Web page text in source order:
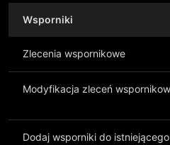
Wsporniki
Zlecenia wspornikowe
Modyfikacja zleceń
Dodaj wsporniki do istniejącego